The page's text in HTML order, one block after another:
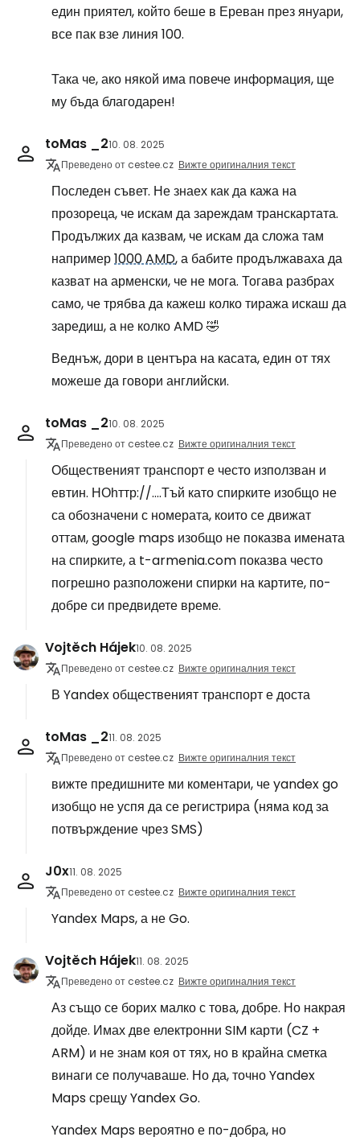
един приятел, който беше в Ереван през януари,
все пак взе линия 100.
Така че, ако някой има повече информация, ще
му бъда благодарен!
toMas _210. 08. 2025
Преведено от cestee.cz Вижте оригиналния текст
Последен съвет. Не знаех как да кажа на
прозореца, че искам да зареждам транскартата.
Продължих да казвам, че искам да сложа там
например1000 AMD, а бабите продължаваха да
казват на арменски, че не мога. Тогава разбрах
само, че трябва да кажеш колко тиража искаш да
заредиш, а не колко AMD 🤣
Веднъж, дори в центъра на касата, един от тях
можеше да говори английски.
toMas _210. 08. 2025
Преведено от cestee.cz Вижте оригиналния текст
Общественият транспорт е често използван и
евтин. НОһттр://....Тъй като спирките изобщо не
са обозначени с номерата, които се движат
оттам, google maps изобщо не показва имената
на спирките, а t-armenia.com показва често
погрешно разположени спирки на картите, по-
добре си предвидете време.
Vojtěch Hájek10. 08. 2025
Преведено от cestee.cz Вижте оригиналния текст
В Yandex общественият транспорт е доста
toMas _211. 08. 2025
Преведено от cestee.cz Вижте оригиналния текст
вижте предишните ми коментари, че yandex go
изобщо не успя да се регистрира (няма код за
потвърждение чрез SMS)
J0x11. 08. 2025
Преведено от cestee.cz Вижте оригиналния текст
Yandex Maps, а не Go.
Vojtěch Hájek11. 08. 2025
Преведено от cestee.cz Вижте оригиналния текст
Аз също се борих малко с това, добре. Но накрая
дойде. Имах две електронни SIM карти (CZ +
ARM) и не знам коя от тях, но в крайна сметка
винаги се получаваше. Но да, точно Yandex
Maps срещу Yandex Go.
Yandex Maps вероятно е по-добра, но